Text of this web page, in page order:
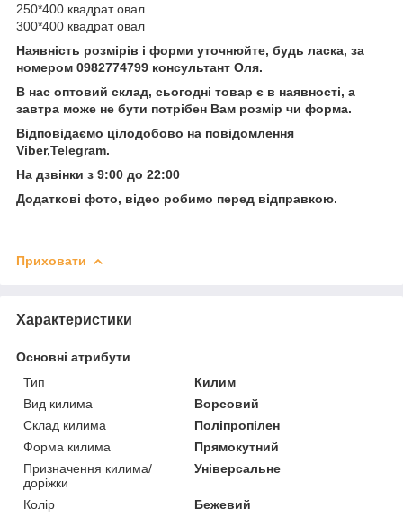
250*400 квадрат овал
300*400 квадрат овал
Наявність розмірів і форми уточнюйте, будь ласка, за
номером 0982774799 консультант Оля.
В нас оптовий склад, сьогодні товар є в наявності, а
завтра може не бути потрібен Вам розмір чи форма.
Відповідаємо цілодобово на повідомлення
Viber,Telegram.
На дзвінки з 9:00 до 22:00
Додаткові фото, відео робимо перед відправкою.
Приховати
Характеристики
Основні атрибути
Тип
Килим
Вид килима
Ворсовий
Склад килима
Поліпропілен
Форма килима
Прямокутний
Призначення килима/
доріжки
Універсальне
Колір
Бежевий